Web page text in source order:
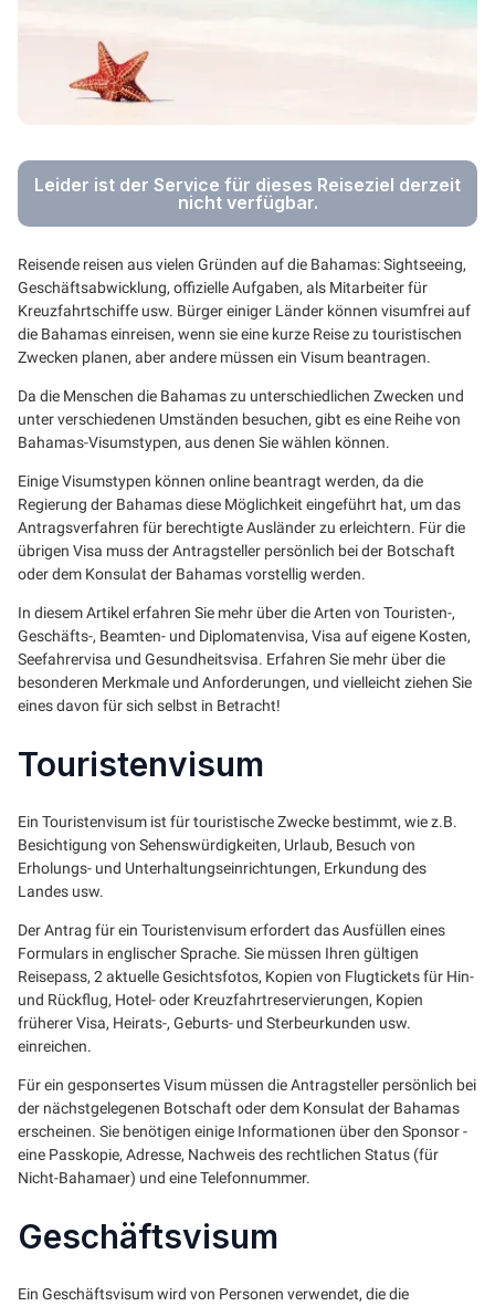
Leider ist der Service für dieses Reiseziel derzeit
nicht verfügbar.
Reisende reisen aus vielen Gründen auf die Bahamas: Sightseeing,
Geschäftsabwicklung, offizielle Aufgaben, als Mitarbeiter für
Kreuzfahrtschiffe usw. Bürger einiger Länder können visumfrei auf
die Bahamas einreisen, wenn sie eine kurze Reise zu touristischen
Zwecken planen, aber andere müssen ein Visum beantragen.
Da die Menschen die Bahamas zu unterschiedlichen Zwecken und
unter verschiedenen Umständen besuchen, gibt es eine Reihe von
Bahamas-Visumstypen, aus denen Sie wählen können.
Einige Visumstypen können online beantragt werden, da die
Regierung der Bahamas diese Möglichkeit eingeführt hat, um das
Antragsverfahren für berechtigte Ausländer zu erleichtern. Für die
übrigen Visa muss der Antragsteller persönlich bei der Botschaft
oder dem Konsulat der Bahamas vorstellig werden.
In diesem Artikel erfahren Sie mehr über die Arten von Touristen-,
Geschäfts-, Beamten- und Diplomatenvisa, Visa auf eigene Kosten,
Seefahrervisa und Gesundheitsvisa. Erfahren Sie mehr über die
besonderen Merkmale und Anforderungen, und vielleicht ziehen Sie
eines davon für sich selbst in Betracht!
Touristenvisum
Ein Touristenvisum ist für touristische Zwecke bestimmt, wie z.B.
Besichtigung von Sehenswürdigkeiten, Urlaub, Besuch von
Erholungs- und Unterhaltungseinrichtungen, Erkundung des
Landes usw.
Der Antrag für ein Touristenvisum erfordert das Ausfüllen eines
Formulars in englischer Sprache. Sie müssen Ihren gültigen
Reisepass, 2 aktuelle Gesichtsfotos, Kopien von Flugtickets für Hin-
und Rückflug, Hotel- oder Kreuzfahrtreservierungen, Kopien
früherer Visa, Heirats-, Geburts- und Sterbeurkunden usw.
einreichen.
Für ein gesponsertes Visum müssen die Antragsteller persönlich bei
der nächstgelegenen Botschaft oder dem Konsulat der Bahamas
erscheinen. Sie benötigen einige Informationen über den Sponsor -
eine Passkopie, Adresse, Nachweis des rechtlichen Status (für
Nicht-Bahamaer) und eine Telefonnummer.
Geschäftsvisum
Ein Geschäftsvisum wird von Personen verwendet, die die